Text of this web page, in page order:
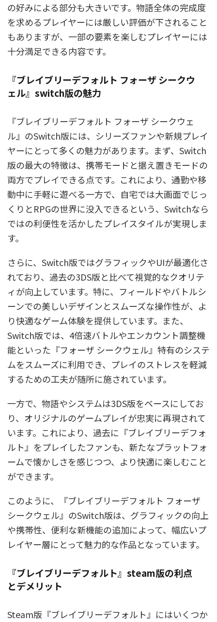
の好みによる部分も大きいです。物語全体の完成度
を求めるプレイヤーには厳しい評価が下されること
もありますが、一部の要素を楽しむプレイヤーには
十分満足できる内容です。
『ブレイブリーデフォルト フォーザ シークウ
ェル』switch版の魅力
『ブレイブリーデフォルト フォーザ シークウェ
ル』のSwitch版には、シリーズファンや新規プレイ
ヤーにとって多くの魅力があります。まず、Switch
版の最大の特徴は、携帯モードと据え置きモードの
両方でプレイできる点です。これにより、通勤や移
動中に手軽に遊べる一方で、自宅では大画面でじっ
くりとRPGの世界に没入できるという、Switchなら
ではの利便性を活かしたプレイスタイルが実現しま
す。
さらに、Switch版ではグラフィックやUIが最適化さ
れており、過去の3DS版と比べて視覚的なクオリテ
ィが向上しています。特に、フィールドやバトルシ
ーンでの美しいデザインとスムーズな操作性が、よ
り快適なゲーム体験を提供しています。また、
Switch版では、4倍速バトルやエンカウント調整機
能といった『フォーザ シークウェル』特有のシステ
ムをスムーズに利用でき、プレイのストレスを軽減
するための工夫が随所に施されています。
一方で、物語やシステムは3DS版をベースにしてお
り、オリジナルのゲームプレイが忠実に再現されて
います。これにより、過去に『ブレイブリーデフォ
ルト』をプレイしたファンも、新たなプラットフォ
ームで懐かしさを感じつつ、より快適に楽しむこと
ができます。
このように、『ブレイブリーデフォルト フォーザ
シークウェル』のSwitch版は、グラフィックの向上
や携帯性、便利な新機能の追加によって、幅広いプ
レイヤー層にとって魅力的な作品となっています。
『ブレイブリーデフォルト』steam版の利点
とデメリット
Steam版『ブレイブリーデフォルト』にはいくつか